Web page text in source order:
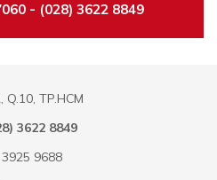
- (028) 3622 8849
TP.HCM
3622 8849
9688